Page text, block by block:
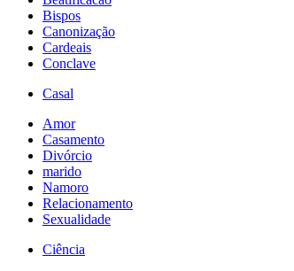
Bispos
Canonização
Cardeais
Conclave
Casal
Amor
Casamento
Divórcio
marido
Namoro
Relacionamento
Sexualidade
Ciência